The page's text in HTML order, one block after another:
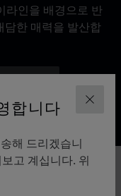
닫기
합니다
해 드리겠습니
고 계십니다. 위
라인을 배경으로 반
담한 매력을 발산합